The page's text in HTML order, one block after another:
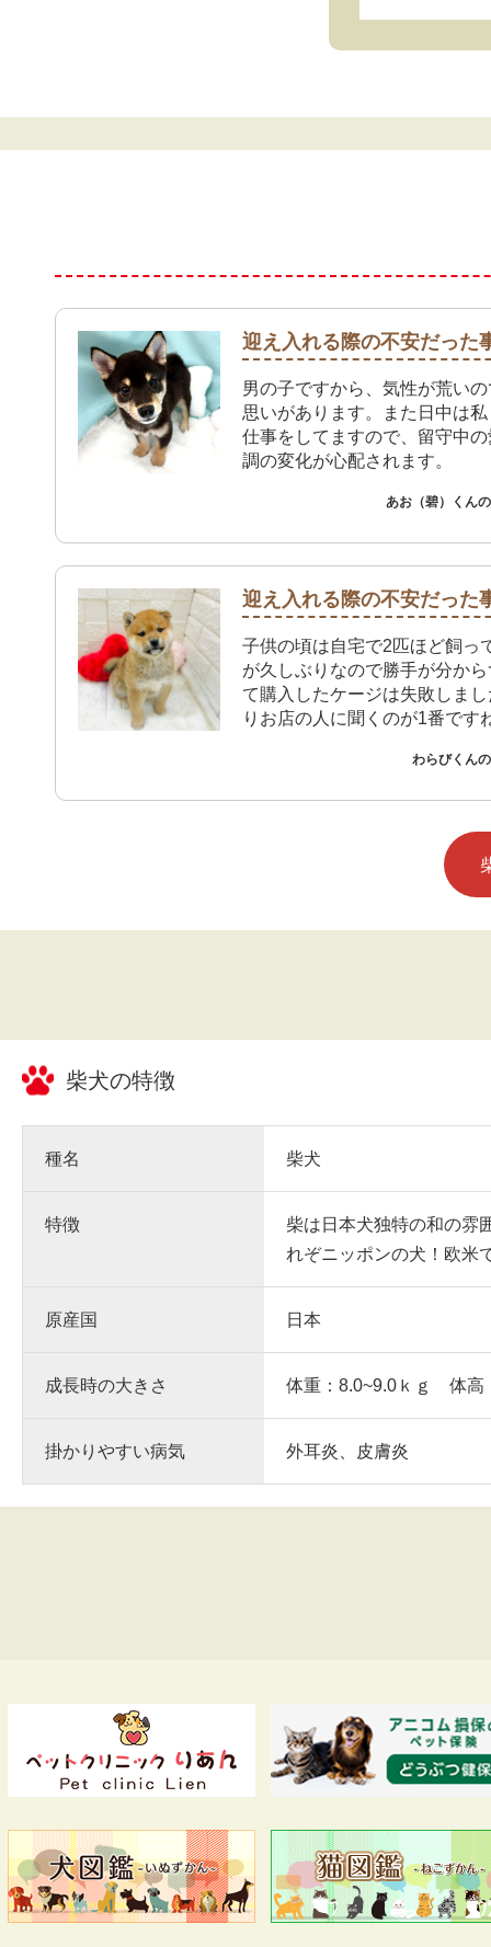
迎え入れる際の不安だった
男の子ですから、気性が荒い
思いがあります。また日中は
仕事をしてますので、留守中
調の変化が心配されます。
あお（碧）くん
迎え入れる際の不安だった
子供の頃は自宅で2匹ほど飼っ
が久しぶりなので勝手が分か
て購入したケージは失敗しま
りお店の人に聞くのが1番です
わらびくん
柴犬の特徴
種名 柴犬
特徴
柴は日本犬独特の和の雰
れぞニッポンの犬！欧米
原産国 日本
成長時の大きさ 体重：8.0~9.0ｋｇ 体高
掛かりやすい病気 外耳炎、皮膚炎